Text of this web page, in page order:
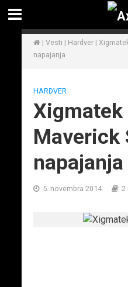
| Vesti | Hardver|
napajanja
HARDVER
Xigmatek
Maverick
napajanja
5. novembra 2014. 2